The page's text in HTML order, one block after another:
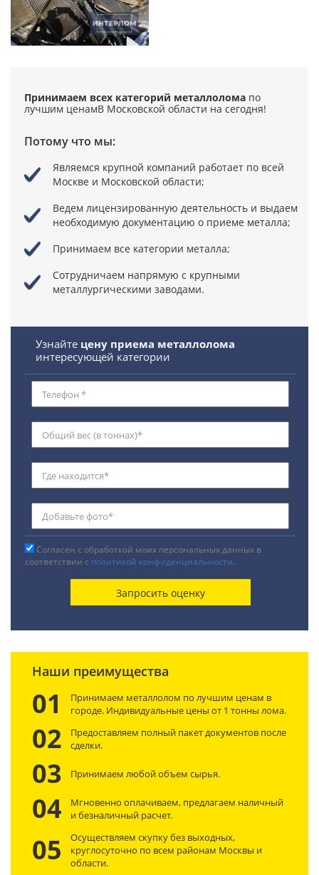
Принимаем всех категорий металлолома по
лучшим ценамВ Московской области на сегодня!
Потому что мы:
Являемся крупной компаний работает по всей
Москве и Московской области;
Ведем лицензированную деятельность и выдаем
необходимую документацию о приеме металла;
Принимаем все категории металла;
Сотрудничаем напрямую с крупными
металлургическими заводами.
Узнайте цену приема металлолома
интересующей категории
Согласен с обработкой моих персональных данных в
соответствии с политикой конфиденциальности.
Наши преимущества
01
Принимаем металлолом по лучшим ценам в
городе. Индивидуальные цены от 1 тонны лома.
02
Предоставляем полный пакет документов после
сделки.
03 Принимаем любой объем сырья.
04
Мгновенно оплачиваем, предлагаем наличный
и безналичный расчет.
05
Осуществляем скупку без выходных,
круглосуточно по всем районам Москвы и
области.